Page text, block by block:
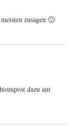
zusagen 🙂
dazu am